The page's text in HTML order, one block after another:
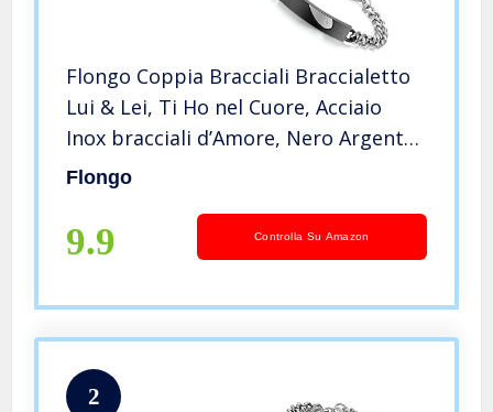
Flongo Coppia Bracciali Braccialetto
Lui & Lei, Ti Ho nel Cuore, Acciaio
Inox bracciali d’Amore, Nero Argento,
Regalo per San Valentino/Natale, Una
Flongo
9.9 Controlla Su Amazon
2